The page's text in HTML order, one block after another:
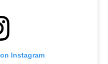
Instagram